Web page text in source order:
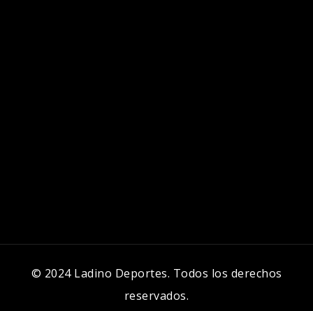
© 2024 Ladino Deportes. Todos los derechos
reservados.